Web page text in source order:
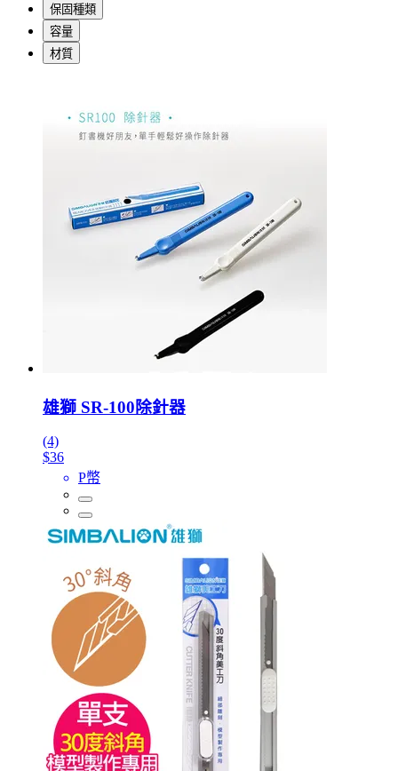
保固種類
容量
材質
雄獅 SR-100除針器
(4)
$36
P幣